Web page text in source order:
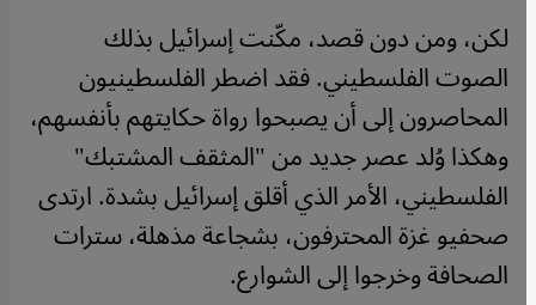
لكن، ومن دون قصد، مكّنت إسرائيل بذلك
الصوت الفلسطيني. فقد اضطر الفلسطينيون
المحاصرون إلى أن يصبحوا رواة حكايتهم بأنفسهم،
وهكذا وُلد عصر جديد من "المثقف المشتبك"
الفلسطيني، الأمر الذي أقلق إسرائيل بشدة. ارتدى
صحفيو غزة المحترفون، بشجاعة مذهلة، سترات
الصحافة وخرجوا إلى الشوارع.